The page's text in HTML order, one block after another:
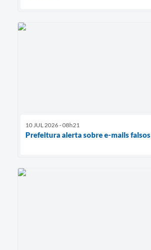
10 JUL 2026 - 08h21
Prefeitura alerta sobre e-mails falsos